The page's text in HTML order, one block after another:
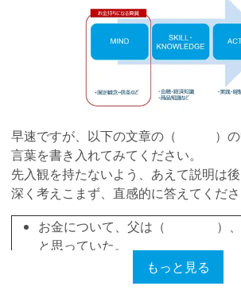
早速ですが、以下の文章の（ ）の
言葉を書き入れてみてください。
先入観を持たないよう、あえて説明は後
深く考えこまず、直感的に答えてくださ
お金について、父は（
と思っていた。
幼い頃、私の家族にとってお
もっと見る